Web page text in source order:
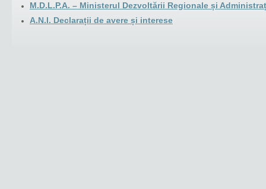
M.D.L.P.A. – Ministerul Dezvoltării Regionale și
A.N.I. Declarații de avere și interese